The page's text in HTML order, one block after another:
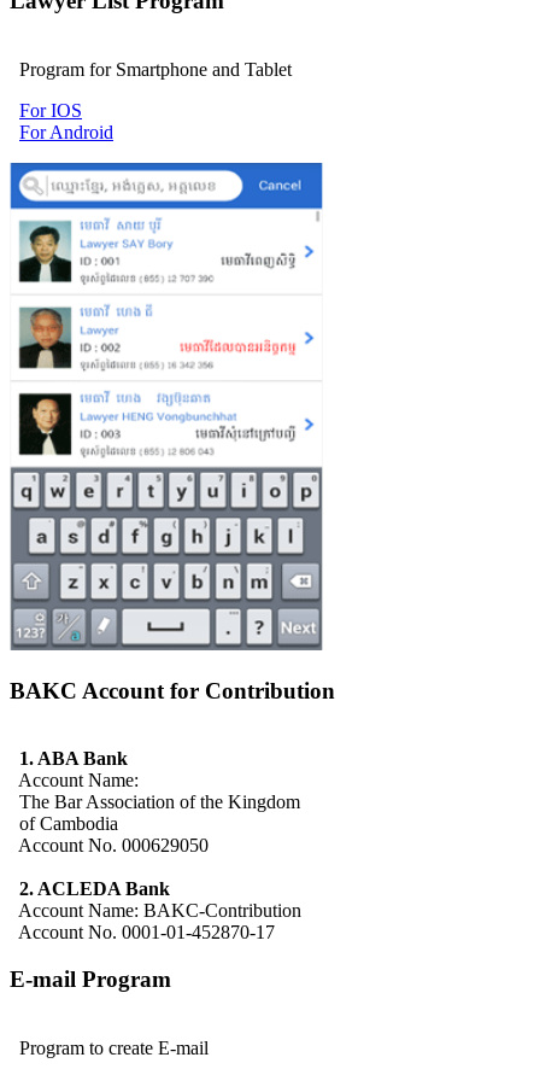
Program for Smartphone and Tablet
For IOS
For Android
BAKC Account for Contribution
1. ABA Bank
Account Name:
The Bar Association of the Kingdom
of Cambodia
Account No. 000629050
2. ACLEDA Bank
Account Name: BAKC-Contribution
Account No. 0001-01-452870-17
E-mail Program
Program to create E-mail